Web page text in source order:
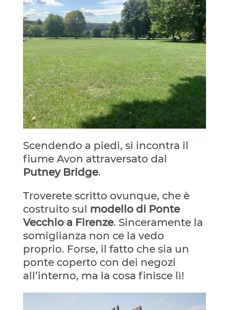
Scendendo a piedi, si incontra il
fiume Avon attraversato dal
Putney Bridge.
Troverete scritto ovunque, che è
costruito sul modello di Ponte
Vecchio a Firenze. Sinceramente la
somiglianza non ce la vedo
proprio. Forse, il fatto che sia un
ponte coperto con dei negozi
all’interno, ma la cosa finisce lì!